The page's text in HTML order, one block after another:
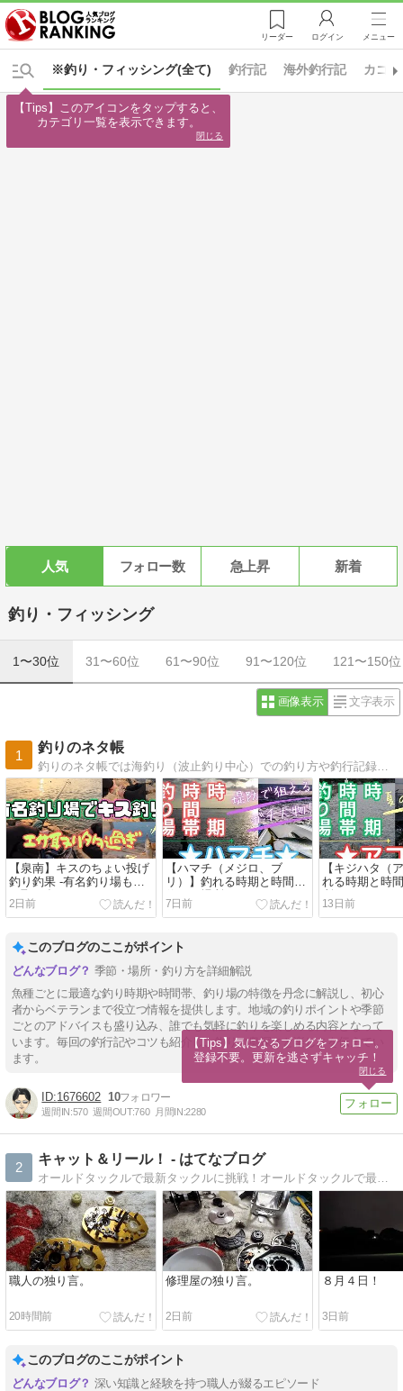
リーダー ログイン メニュー
※釣り・フィッシング(全て) 釣行記 海外釣行記 カゴ
人気 フォロー数 急上昇 新着
釣り・フィッシング
1〜30位 31〜60位 61〜90位 91〜120位 121〜150位
画像表示 文字表示
1
釣りのネタ帳
釣りのネタ帳では海釣り（波止釣り中心）での釣り方や釣行記録を中心に、タックルや便利グッズなどのお役立ち情報も綴っています！！
【泉南】キスのちょい投げ
釣り釣果 -有名釣り場もエ
サ取り多し-
2日前
【ハマチ（メジロ、ブ
リ）】釣れる時期と時間、
釣れる場所
7日前
【キジハタ（
れる時期と時
13日前
このブログのここがポイント
季節・場所・釣り方を詳細解説
魚種ごとに最適な釣り時期や時間帯、釣り場の特徴を丹念に解説し、初心
者からベテランまで役立つ情報を提供します。地域の釣りポイントや季節
ごとのアドバイスも盛り込み、誰でも気軽に釣りを楽しめる内容となって
います。毎回の釣行記やコツも紹介し、釣りの奥深さと楽しさを伝えてい
ます。
1676602 10
週間IN:570 週間OUT:760 月間IN:2280
2
キャット＆リール！ - はてなブログ
オールドタックルで最新タックルに挑戦！オールドタックルで最新タックルに挑みます！
職人の独り言。
20時間前
修理屋の独り言。
2日前
８月４日！
3日前
このブログのここがポイント
深い知識と経験を持つ職人が綴るエピソード
【Tips】このアイコンをタップすると、
カテゴリ一覧を表示できます。
閉じる
【Tips】気になるブログをフォロー。
登録不要。更新を逃さずキャッチ！
閉じる